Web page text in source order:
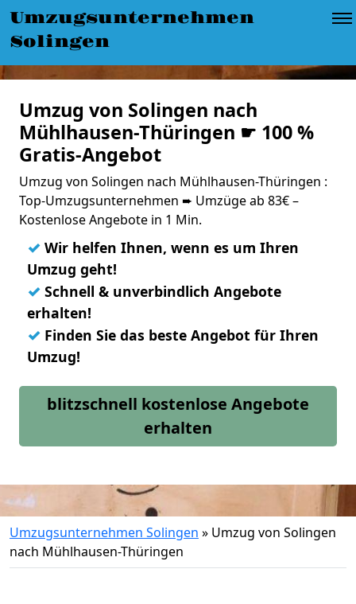
Umzugsunternehmen
Solingen
Umzug von Solingen nach
Mühlhausen-Thüringen ☛ 100 %
Gratis-Angebot
Umzug von Solingen nach Mühlhausen-Thüringen :
Top-Umzugsunternehmen ➨ Umzüge ab 83€ –
Kostenlose Angebote in 1 Min.
✓ Wir helfen Ihnen, wenn es um Ihren
Umzug geht!
✓ Schnell & unverbindlich Angebote
erhalten!
✓ Finden Sie das beste Angebot für Ihren
Umzug!
blitzschnell kostenlose Angebote
erhalten
Umzugsunternehmen Solingen » Umzug von Solingen
nach Mühlhausen-Thüringen